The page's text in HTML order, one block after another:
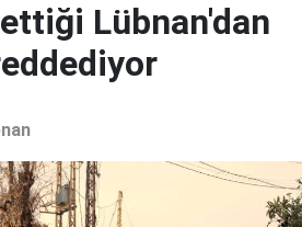
Lübnan'dan